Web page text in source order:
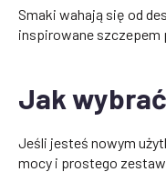
Smaki wahają się od
inspirowane szczepem
Jak
Jeśli jesteś nowym
mocy i prostego